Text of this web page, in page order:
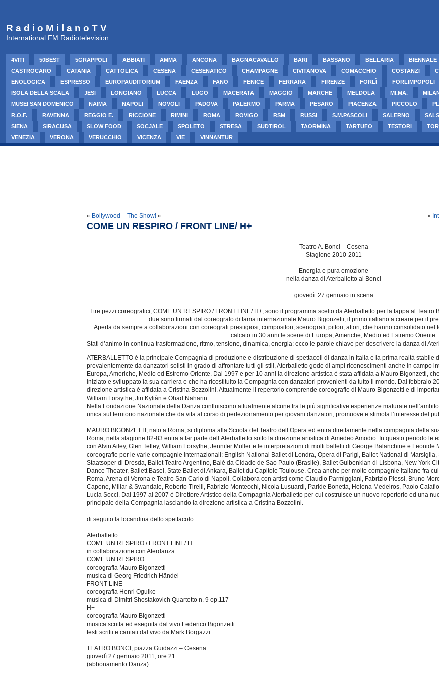
R a d i o M i l a n o T V
International FM Radiotelevision
4VITI 50BEST 5GRAPPOLI ABBIATI AMMA ANCONA BAGNACAVALLO BARI BASSANO BELLARIA BIENNALE
CASTROCARO
CATANIA CATTOLICA CESENA CESENATICO CHAMPAGNE CIVITANOVA COMACCHIO COSTANZI
ENOLOGICA
ESPRESSO EUROPAUDITORIUM FAENZA FANO FENICE FERRARA FIRENZE FORLÌ FORLIMPOPOLI
ISOLA DELLA SCALA
JESI LONGIANO LUCCA LUGO MACERATA MAGGIO MARCHE MELDOLA MI.MA.
MUSEI SAN DOMENICO
NAIMA NAPOLI NOVOLI PADOVA PALERMO PARMA PESARO PIACENZA PICCOLO
R.O.F.
RAVENNA REGGIO E. RICCIONE RIMINI ROMA ROVIGO RSM RUSSI S.M.PASCOLI SALERNO
SIENA
SIRACUSA SLOW FOOD SOCJALE SPOLETO STRESA SUDTIROL TAORMINA TARTUFO TESTORI
VENEZIA
VERONA VERUCCHIO VICENZA VIE VINNANTUR
« Bollywood – The Show! « »
COME UN RESPIRO / FRONT LINE/ H+
Teatro A. Bonci – Cesena
Stagione 2010-2011
Energia e pura emozione
nella danza di Aterballetto al Bonci
giovedì 27 gennaio in scena
I tre pezzi coreografici, COME UN RESPIRO / FRONT LINE/ H+, sono il programma scelto da Aterballetto per la tappa al
due sono firmati dal coreografo di fama internazionale Mauro Bigonzetti, il primo italiano a creare per il
Aperta da sempre a collaborazioni con coreografi prestigiosi, compositori, scenografi, pittori, attori, che hanno consolidato
calcato in 30 anni le scene di Europa, Americhe, Medio ed Estremo Oriente.
Stati d’animo in continua trasformazione, ritmo, tensione, dinamica, energia: ecco le parole chiave per descrivere la danza di
ATERBALLETTO è la principale Compagnia di produzione e distribuzione di spettacoli di danza in Italia e la prima realtà
prevalentemente da danzatori solisti in grado di affrontare tutti gli stili, Aterballetto gode di ampi riconoscimenti anche in campo
Europa, Americhe, Medio ed Estremo Oriente. Dal 1997 e per 10 anni la direzione artistica è stata affidata a Mauro Bigonzetti,
iniziato e sviluppato la sua carriera e che ha ricostituito la Compagnia con danzatori provenienti da tutto il mondo. Dal febbraio
direzione artistica è affidata a Cristina Bozzolini. Attualmente il repertorio comprende coreografie di Mauro Bigonzetti e di
William Forsythe, Jiri Kyliàn e Ohad Naharin.
Nella Fondazione Nazionale della Danza confluiscono attualmente alcune fra le più significative esperienze maturate
unica sul territorio nazionale che da vita al corso di perfezionamento per giovani danzatori, promuove e stimola l’interesse del
MAURO BIGONZETTI, nato a Roma, si diploma alla Scuola del Teatro dell’Opera ed entra direttamente nella compagnia della
Roma, nella stagione 82-83 entra a far parte dell’Aterballetto sotto la direzione artistica di Amedeo Amodio. In questo periodo
con Alvin Ailey, Glen Tetley, William Forsythe, Jennifer Muller e le interpretazioni di molti balletti di George Balanchine e Leonide
coreografie per le varie compagnie internazionali: English National Ballet di Londra, Opera di Parigi, Ballet National di
Staatsoper di Dresda, Ballet Teatro Argentino, Balè da Cidade de Sao Paulo (Brasile), Ballet Gulbenkian di Lisbona, New York
Dance Theater, Ballett Basel, State Ballet di Ankara, Ballet du Capitole Toulouse. Crea anche per molte compagnie italiane fra
Roma, Arena di Verona e Teatro San Carlo di Napoli. Collabora con artisti come Claudio Parmiggiani, Fabrizio Plessi, Bruno
Capone, Millar & Swandale, Roberto Tirelli, Fabrizio Montecchi, Nicola Lusuardi, Paride Bonetta, Helena Medeiros, Paolo
Lucia Socci. Dal 1997 al 2007 è Direttore Artistico della Compagnia Aterballetto per cui costruisce un nuovo repertorio ed una
principale della Compagnia lasciando la direzione artistica a Cristina Bozzolini.
di seguito la locandina dello spettacolo:
Aterballetto
COME UN RESPIRO / FRONT LINE/ H+
in collaborazione con Aterdanza
COME UN RESPIRO
coreografia Mauro Bigonzetti
musica di Georg Friedrich Händel
FRONT LINE
coreografia Henri Oguike
musica di Dimitri Shostakovich Quartetto n. 9 op.117
H+
coreografia Mauro Bigonzetti
musica scritta ed eseguita dal vivo Federico Bigonzetti
testi scritti e cantati dal vivo da Mark Borgazzi
TEATRO BONCI, piazza Guidazzi – Cesena
giovedì 27 gennaio 2011, ore 21
(abbonamento Danza)